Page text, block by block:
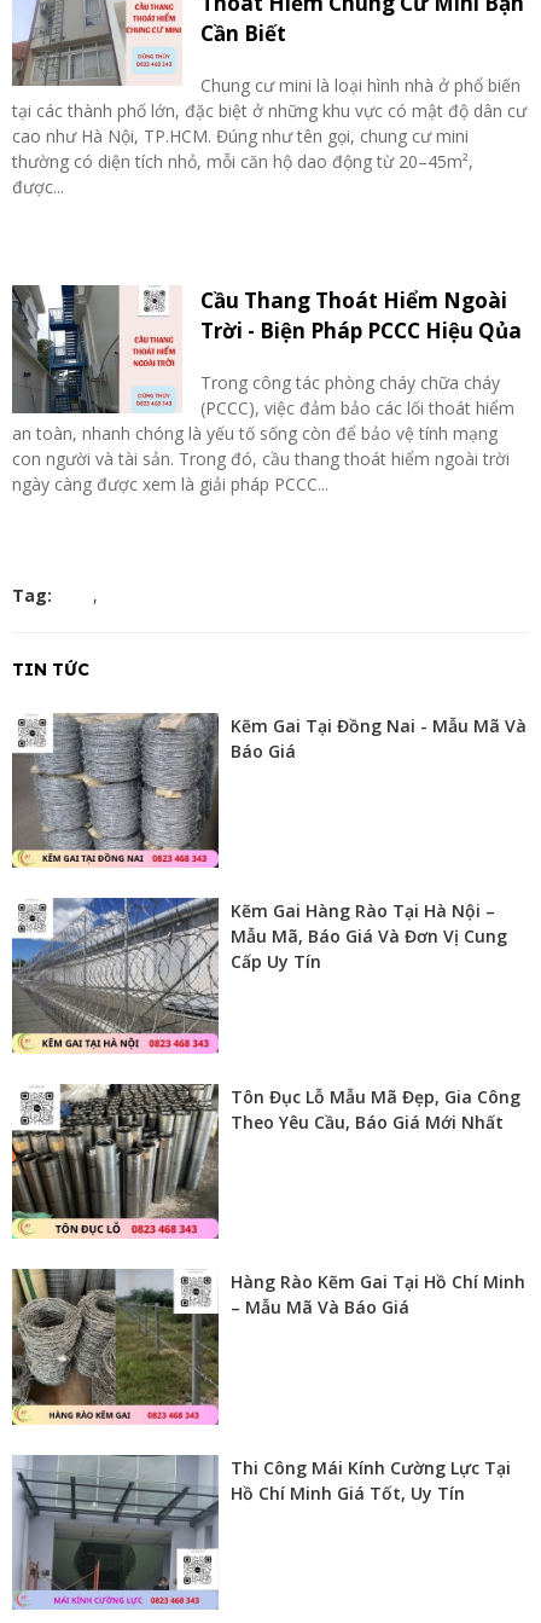
Cần Biết
Chung cư mini là loại hình nhà ở phổ biến
tại các thành phố lớn, đặc biệt ở những khu vực có mật độ dân cư
cao như Hà Nội, TP.HCM. Đúng như tên gọi, chung cư mini
thường có diện tích nhỏ, mỗi căn hộ dao động từ 20–45m²,
được...
Cầu Thang Thoát Hiểm Ngoài
Trời - Biện Pháp PCCC Hiệu Qủa
Trong công tác phòng cháy chữa cháy
(PCCC), việc đảm bảo các lối thoát hiểm
an toàn, nhanh chóng là yếu tố sống còn để bảo vệ tính mạng
con người và tài sản. Trong đó, cầu thang thoát hiểm ngoài trời
ngày càng được xem là giải pháp PCCC...
Tag: ,
TIN TỨC
Kẽm Gai Tại Đồng Nai - Mẫu Mã Và
Báo Giá
Kẽm Gai Hàng Rào Tại Hà Nội –
Mẫu Mã, Báo Giá Và Đơn Vị Cung
Cấp Uy Tín
Tôn Đục Lỗ Mẫu Mã Đẹp, Gia Công
Theo Yêu Cầu, Báo Giá Mới Nhất
Hàng Rào Kẽm Gai Tại Hồ Chí Minh
– Mẫu Mã Và Báo Giá
Thi Công Mái Kính Cường Lực Tại
Hồ Chí Minh Giá Tốt, Uy Tín